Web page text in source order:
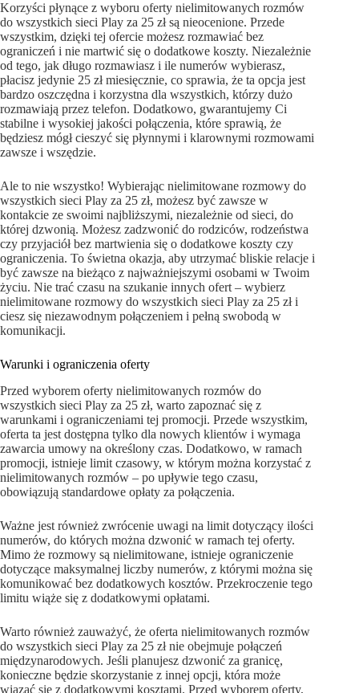
Korzyści płynące z wyboru oferty nielimitowanych rozmów
do wszystkich sieci Play za 25 zł są nieocenione. Przede
wszystkim, dzięki tej ofercie możesz rozmawiać bez
ograniczeń i nie martwić się o dodatkowe koszty. Niezależnie
od tego, jak długo rozmawiasz i ile numerów wybierasz,
płacisz jedynie 25 zł miesięcznie, co sprawia, że ta opcja jest
bardzo oszczędna i korzystna dla wszystkich, którzy dużo
rozmawiają przez telefon. Dodatkowo, gwarantujemy Ci
stabilne i wysokiej jakości połączenia, które sprawią, że
będziesz mógł cieszyć się płynnymi i klarownymi rozmowami
zawsze i wszędzie.
Ale to nie wszystko! Wybierając nielimitowane rozmowy do
wszystkich sieci Play za 25 zł, możesz być zawsze w
kontakcie ze swoimi najbliższymi, niezależnie od sieci, do
której dzwonią. Możesz zadzwonić do rodziców, rodzeństwa
czy przyjaciół bez martwienia się o dodatkowe koszty czy
ograniczenia. To świetna okazja, aby utrzymać bliskie relacje i
być zawsze na bieżąco z najważniejszymi osobami w Twoim
życiu. Nie trać czasu na szukanie innych ofert – wybierz
nielimitowane rozmowy do wszystkich sieci Play za 25 zł i
ciesz się niezawodnym połączeniem i pełną swobodą w
komunikacji.
Warunki i ograniczenia oferty
Przed wyborem oferty nielimitowanych rozmów do
wszystkich sieci Play za 25 zł, warto zapoznać się z
warunkami i ograniczeniami tej promocji. Przede wszystkim,
oferta ta jest dostępna tylko dla nowych klientów i wymaga
zawarcia umowy na określony czas. Dodatkowo, w ramach
promocji, istnieje limit czasowy, w którym można korzystać z
nielimitowanych rozmów – po upływie tego czasu,
obowiązują standardowe opłaty za połączenia.
Ważne jest również zwrócenie uwagi na limit dotyczący ilości
numerów, do których można dzwonić w ramach tej oferty.
Mimo że rozmowy są nielimitowane, istnieje ograniczenie
dotyczące maksymalnej liczby numerów, z którymi można się
komunikować bez dodatkowych kosztów. Przekroczenie tego
limitu wiąże się z dodatkowymi opłatami.
Warto również zauważyć, że oferta nielimitowanych rozmów
do wszystkich sieci Play za 25 zł nie obejmuje połączeń
międzynarodowych. Jeśli planujesz dzwonić za granicę,
konieczne będzie skorzystanie z innej opcji, która może
wiązać się z dodatkowymi kosztami. Przed wyborem oferty,